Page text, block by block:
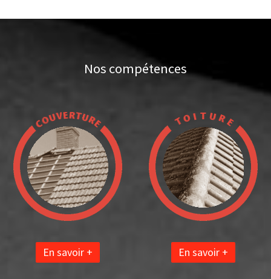
Nos compétences
En savoir + En savoir +